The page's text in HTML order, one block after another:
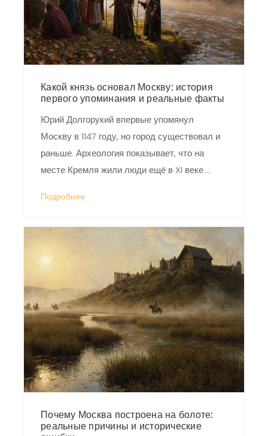
Какой князь основал Москву: история
первого упоминания и реальные факты
Юрий Долгорукий впервые упомянул
Москву в 1147 году, но город существовал и
раньше. Археология показывает, что на
месте Кремля жили люди ещё в XI веке.
одному князю, а благодаря своему
Подробнее
Почему Москва построена на болоте:
реальные причины и исторические